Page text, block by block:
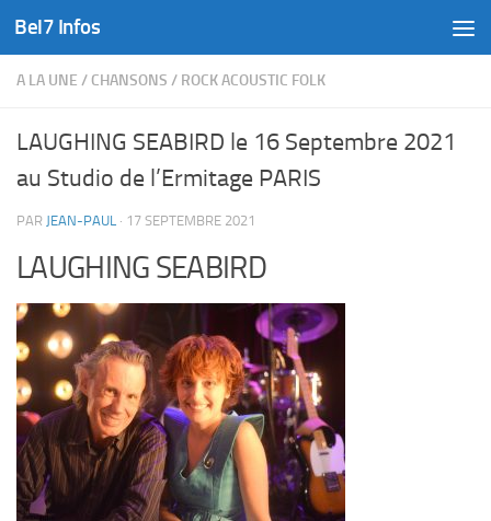
Skip to content
Bel7 Infos
A LA UNE / CHANSONS / ROCK ACOUSTIC FOLK
LAUGHING SEABIRD le 16 Septembre 2021
au Studio de l’Ermitage PARIS
PAR JEAN-PAUL · 17 SEPTEMBRE 2021
LAUGHING SEABIRD